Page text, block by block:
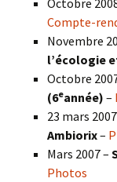
Compte-
Novembre
l’écologie
Octobre
(6eannée) –
23 mars
Ambiorix–
Mars 2007 –
Photos